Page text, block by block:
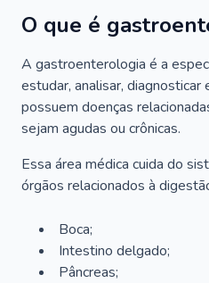
O que é
A gastroenterologia é a
estudar, analisar,
possuem doenças
sejam agudas ou crônicas.
Essa área médica cuida do
órgãos relacionados à
Boca;
Intestino delgado;
Pâncreas;